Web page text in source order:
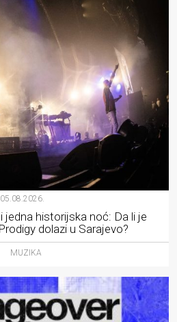
05.08.2026.
jedna historijska noć: Da li je
dolazi u Sarajevo?
MUZIKA